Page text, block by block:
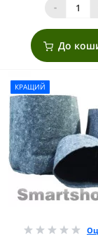
-
До
КРАЩИЙ